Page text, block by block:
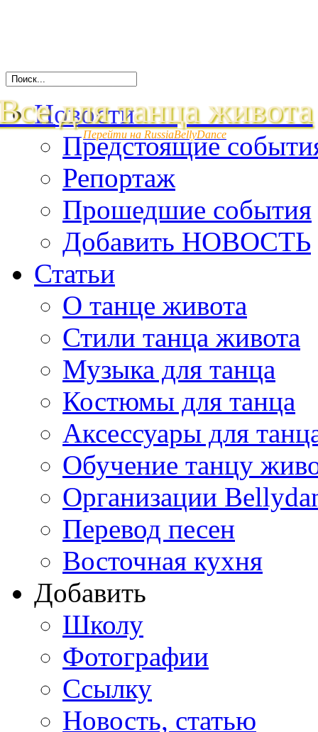
для танца живота
Перейти на RussiaBellyDance
Новости
Предстоящие
Репортаж
Прошедшие события
Добавить НОВОСТЬ
Статьи
О танце живота
Стили танца живота
Музыка для танца
Костюмы для танца
Аксессуары для
Обучение танцу
Организации
Перевод песен
Восточная кухня
Добавить
Школу
Фотографии
Ссылку
Новость, статью